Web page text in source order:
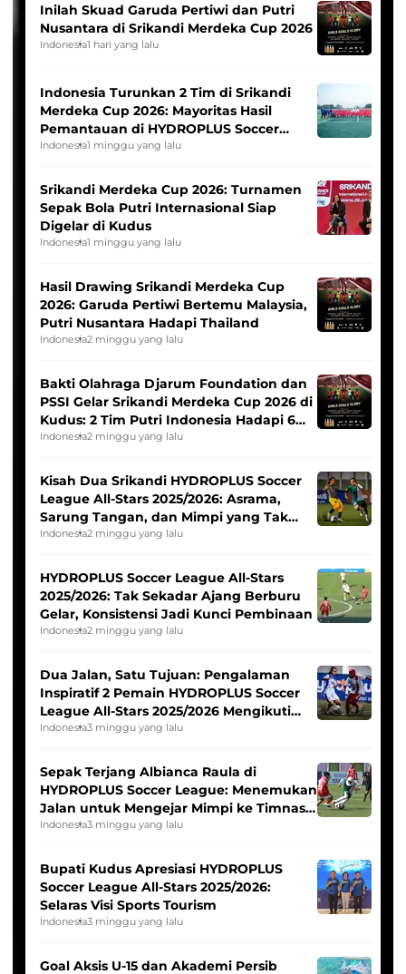
Inilah Skuad Garuda Pertiwi dan Putri
Nusantara di Srikandi Merdeka Cup 2026
Indonesia1 hari yang lalu
Indonesia Turunkan 2 Tim di Srikandi
Merdeka Cup 2026: Mayoritas Hasil
Pemantauan di HYDROPLUS Soccer
League
Indonesia1 minggu yang lalu
Srikandi Merdeka Cup 2026: Turnamen
Sepak Bola Putri Internasional Siap
Digelar di Kudus
Indonesia1 minggu yang lalu
Hasil Drawing Srikandi Merdeka Cup
2026: Garuda Pertiwi Bertemu Malaysia,
Putri Nusantara Hadapi Thailand
Indonesia2 minggu yang lalu
Bakti Olahraga Djarum Foundation dan
PSSI Gelar Srikandi Merdeka Cup 2026 di
Kudus: 2 Tim Putri Indonesia Hadapi 6
Tim Asia
Indonesia2 minggu yang lalu
Kisah Dua Srikandi HYDROPLUS Soccer
League All-Stars 2025/2026: Asrama,
Sarung Tangan, dan Mimpi yang Tak
Pernah Padam
Indonesia2 minggu yang lalu
HYDROPLUS Soccer League All-Stars
2025/2026: Tak Sekadar Ajang Berburu
Gelar, Konsistensi Jadi Kunci Pembinaan
Indonesia2 minggu yang lalu
Dua Jalan, Satu Tujuan: Pengalaman
Inspiratif 2 Pemain HYDROPLUS Soccer
League All-Stars 2025/2026 Mengikuti
Seleksi Timnas Indonesia Putri
Indonesia3 minggu yang lalu
Sepak Terjang Albianca Raula di
HYDROPLUS Soccer League: Menemukan
Jalan untuk Mengejar Mimpi ke Timnas
Indonesia Putri
Indonesia3 minggu yang lalu
Bupati Kudus Apresiasi HYDROPLUS
Soccer League All-Stars 2025/2026:
Selaras Visi Sports Tourism
Indonesia3 minggu yang lalu
Goal Aksis U-15 dan Akademi Persib